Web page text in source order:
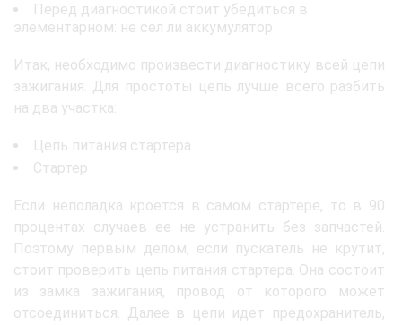
Перед диагностикой стоит убедиться в
элементарном: не сел ли аккумулятор
Итак, необходимо произвести диагностику всей цепи
зажигания. Для простоты цепь лучше всего разбить
на два участка:
Цепь питания стартера
Стартер
Если неполадка кроется в самом стартере, то в 90
процентах случаев ее не устранить без запчастей.
Поэтому первым делом, если пускатель не крутит,
стоит проверить цепь питания стартера. Она состоит
из замка зажигания, провод от которого может
отсоединиться. Далее в цепи идет предохранитель,